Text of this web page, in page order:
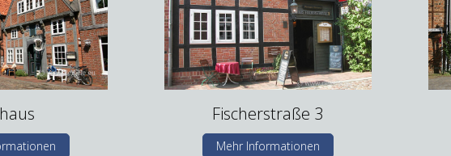
Fischerstraße 3
Mehr Informationen